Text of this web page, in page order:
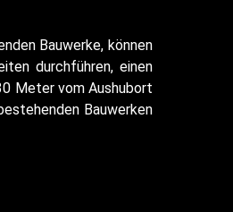
Bauwerke, können
durchführen, einen
Meter vom Aushubort
Bauwerken